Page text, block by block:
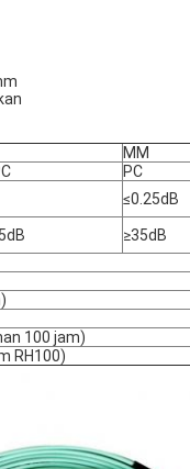
MM
PC
≤0.25dB
≥35dB
100 jam)
RH100)